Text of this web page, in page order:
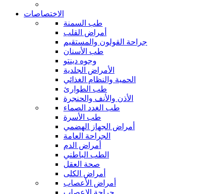
الاختصاصات
طب السمنة
أمراض القلب
جراحة القولون والمستقيم
طب الأسنان
وجوه دينتو
الأمراض الجلدية
الحمية والنظام الغذائي
طب الطوارئ
الأذن والأنف والحنجرة
طب الغدد الصماء
طب الأسرة
أمراض الجهاز الهضمي
الجراحة العامة
أمراض الدم
الطب الباطني
صحة العقل
أمراض الكلى
أمراض الأعصاب
جراحة الاعصاب